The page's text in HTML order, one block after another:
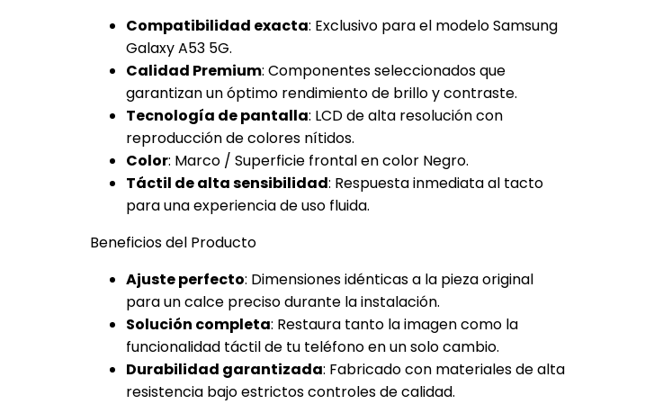
Compatibilidad exacta: Exclusivo para el modelo Samsung
Galaxy A53 5G.
Calidad Premium: Componentes seleccionados que
garantizan un óptimo rendimiento de brillo y contraste.
Tecnología de pantalla: LCD de alta resolución con
reproducción de colores nítidos.
Color: Marco / Superficie frontal en color Negro.
Táctil de alta sensibilidad: Respuesta inmediata al tacto
para una experiencia de uso fluida.
Beneficios del Producto
Ajuste perfecto: Dimensiones idénticas a la pieza original
para un calce preciso durante la instalación.
Solución completa: Restaura tanto la imagen como la
funcionalidad táctil de tu teléfono en un solo cambio.
Durabilidad garantizada: Fabricado con materiales de alta
resistencia bajo estrictos controles de calidad.